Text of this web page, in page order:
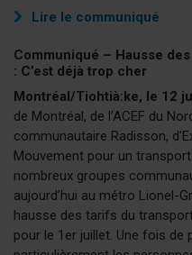
Lire le communiqué
Communiqué – Hausse
: C’est déjà trop cher
Montréal/Tiohtià:ke, le 12
de Montréal, de l’ACEF du
communautaire Radisson,
Mouvement pour un
nombreux groupes
aujourd’hui au métro Lionel-
hausse des tarifs du
pour le 1er juillet. Une fois de